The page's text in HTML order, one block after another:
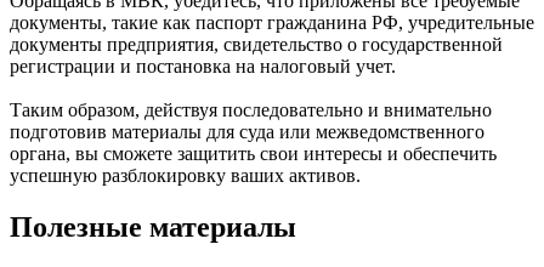
документы, такие как паспорт гражданина РФ, учредительные
документы предприятия, свидетельство о государственной
регистрации и постановка на налоговый учет.
Таким образом, действуя последовательно и внимательно
подготовив материалы для суда или межведомственного
органа, вы сможете защитить свои интересы и обеспечить
успешную разблокировку ваших активов.
Полезные материалы